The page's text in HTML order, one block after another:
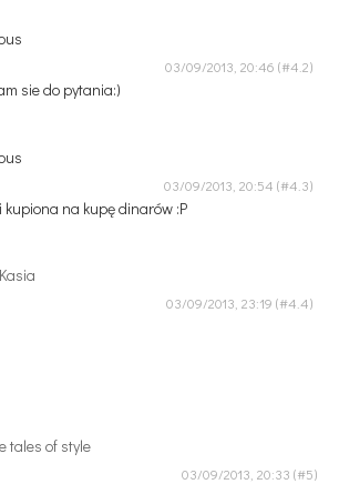
03/09/2013, 20:46
sie do pytania:)
03/09/2013, 20:54
kupiona na kupę dinarów :P
03/09/2013, 23:19
tales of style
03/09/2013, 20:33